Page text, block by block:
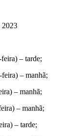
2023
– tarde;
– manhã;
– manhã;
– manhã;
– tarde;